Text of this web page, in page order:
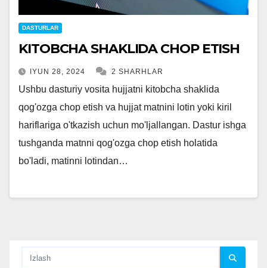
DASTURLAR
KITOBCHA SHAKLIDA CHOP ETISH
IYUN 28, 2024 2 SHARHLAR
Ushbu dasturiy vosita hujjatni kitobcha shaklida
qog'ozga chop etish va hujjat matnini lotin yoki kiril
hariflariga o'tkazish uchun mo'ljallangan. Dastur ishga
tushganda matnni qog'ozga chop etish holatida
bo'ladi, matinni lotindan…